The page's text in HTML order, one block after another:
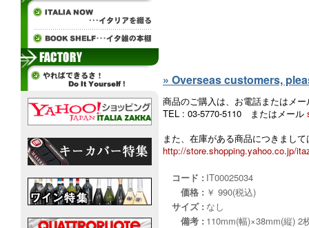
» Overseas customers,
商品のご購入は、お電話またはメ
TEL : 03-5770-5110 またはメール
また、在庫がある商品につきまし
http://store.shopping.yahoo.co.jp/
コード : IT00025034
価格 : ￥ 990(税込)
サイズ : なし
備考 : 110mm(幅)×38mm(縦) 2